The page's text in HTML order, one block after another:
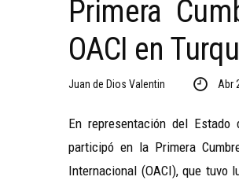
Primera
OACI en
Juan de Dios Valentin Abr
En representación del
participó en la Primera
Internacional (OACI), que tuvo